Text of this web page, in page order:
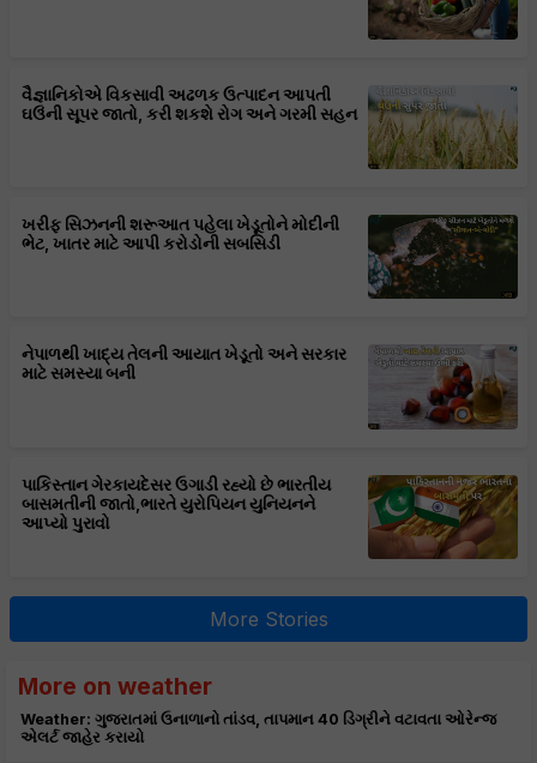
વૈજ્ઞાનિકોએ વિકસાવી અઢળક ઉત્પાદન આપતી
ઘઉંની સૂપર જાતો, કરી શકશે રોગ અને ગરમી સહન
ખરીફ સિઝનની શરૂઆત પહેલા ખેડૂતોને મોદીની
ભેટ, ખાતર માટે આપી કરોડોની સબસિડી
નેપાળથી ખાદ્ય તેલની આયાત ખેડૂતો અને સરકાર
માટે સમસ્યા બની
પાકિસ્તાન ગેરકાયદેસર ઉગાડી રહ્યો છે ભારતીય
બાસમતીની જાતો,ભારતે યુરોપિયન યુનિયનને
આપ્યો પુરાવો
More Stories
More on weather
Weather: ગુજરાતમાં ઉનાળાનો તાંડવ, તાપમાન 40 ડિગ્રીને વટાવતા ઓરેન્જ
એલર્ટ જાહેર કરાયો